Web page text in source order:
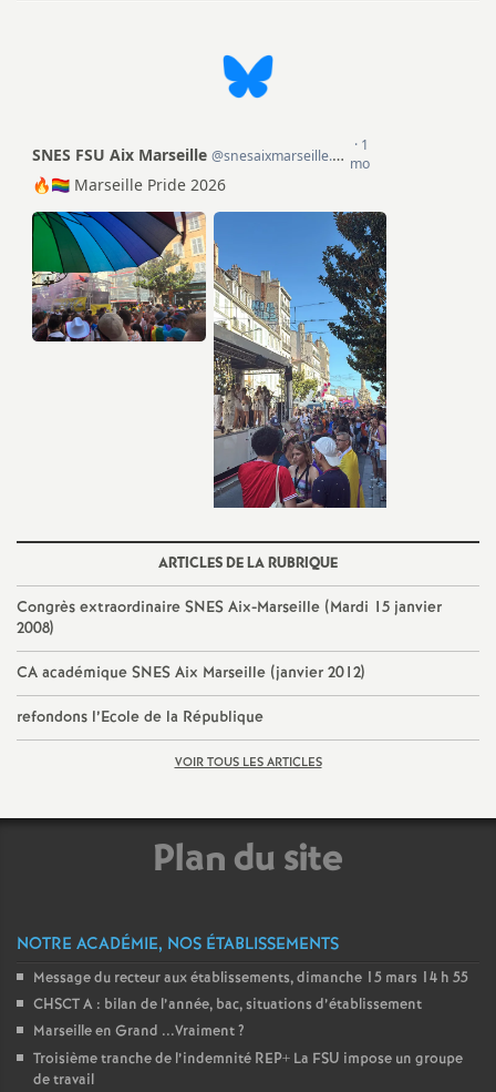
m
e
n
t
s
d
e
S
e
c
o
d
g
r
ARTICLES DE LA RUBRIQUE
Congrès extraordinaire SNES Aix-Marseille (Mardi 15 janvier
2008)
CA académique SNES Aix Marseille (janvier 2012)
refondons l’Ecole de la République
VOIR TOUS LES ARTICLES
Plan du site
NOTRE ACADÉMIE, NOS ÉTABLISSEMENTS
Message du recteur aux établissements, dimanche 15 mars 14 h 55
CHSCT A : bilan de l’année, bac, situations d’établissement
Marseille en Grand ...Vraiment?
Troisième tranche de l’indemnité REP+ La FSU impose un groupe
de travail